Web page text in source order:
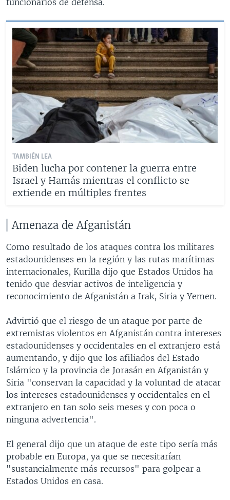
TAMBIÉN LEA
Biden lucha por contener la guerra entre
Israel y Hamás mientras el conflicto se
extiende en múltiples frentes
Amenaza de Afganistán
Como resultado de los ataques contra los militares
estadounidenses en la región y las rutas marítimas
internacionales, Kurilla dijo que Estados Unidos ha
tenido que desviar activos de inteligencia y
reconocimiento de Afganistán a Irak, Siria y Yemen.
Advirtió que el riesgo de un ataque por parte de
extremistas violentos en Afganistán contra intereses
estadounidenses y occidentales en el extranjero está
aumentando, y dijo que los afiliados del Estado
Islámico y la provincia de Jorasán en Afganistán y
Siria "conservan la capacidad y la voluntad de atacar
los intereses estadounidenses y occidentales en el
extranjero en tan solo seis meses y con poca o
ninguna advertencia".
El general dijo que un ataque de este tipo sería más
probable en Europa, ya que se necesitarían
"sustancialmente más recursos" para golpear a
Estados Unidos en casa.